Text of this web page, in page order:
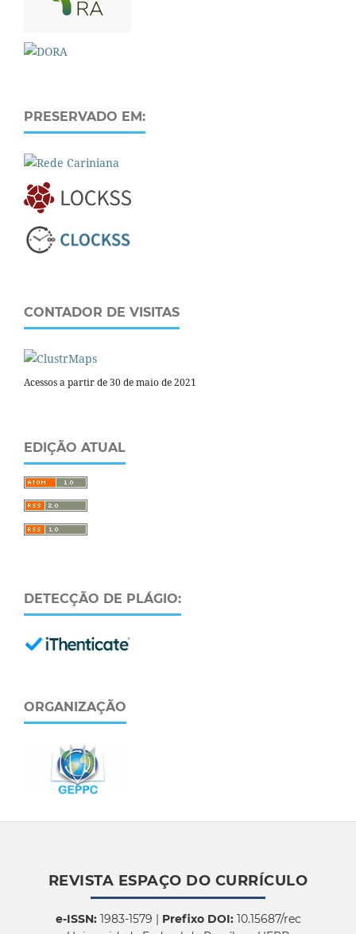
PRESERVADO EM:
CONTADOR DE VISITAS
Acessos a partir de 30 de maio de 2021
EDIÇÃO ATUAL
DETECÇÃO DE PLÁGIO:
ORGANIZAÇÃO
REVISTA ESPAÇO DO CURRÍCULO
e-ISSN:1983-1579 | Prefixo DOI:10.15687/rec